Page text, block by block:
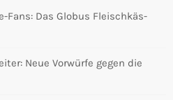
Fans: Das Globus Fleischkäs-
Neue Vorwürfe gegen die